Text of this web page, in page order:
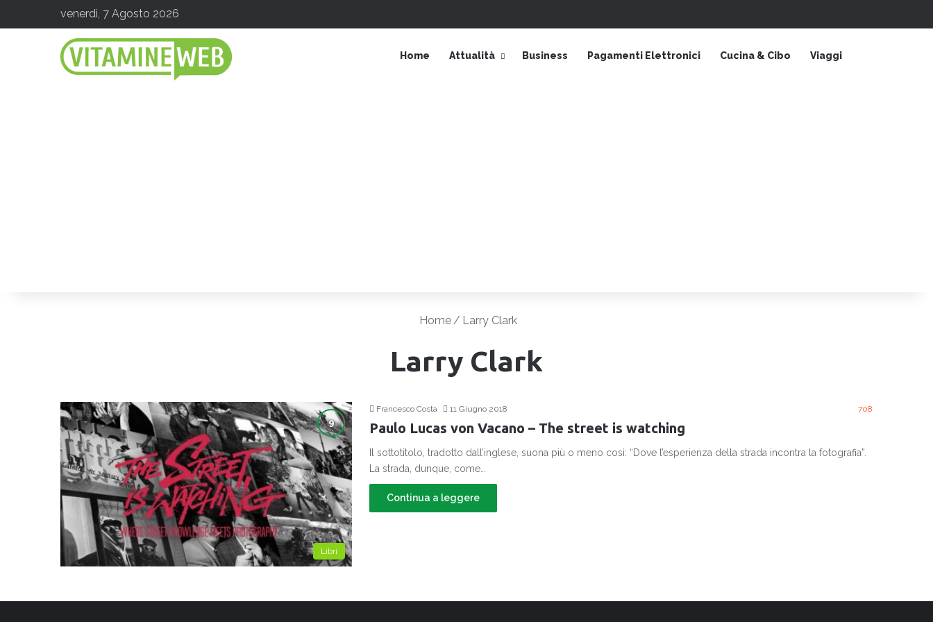
venerdì, 7 Agosto 2026
Home Attualità Business Pagamenti Elettronici Cucina & Cibo Viaggi
Home/ Larry Clark
Larry Clark
Libri
Francesco Costa 11 Giugno 2018 708
Paulo Lucas von Vacano – The street is watching
Il sottotitolo, tradotto dall’inglese, suona più o meno così: “Dove l’esperienza della strada incontra la fotografia”.
La strada, dunque, come…
Continua a leggere